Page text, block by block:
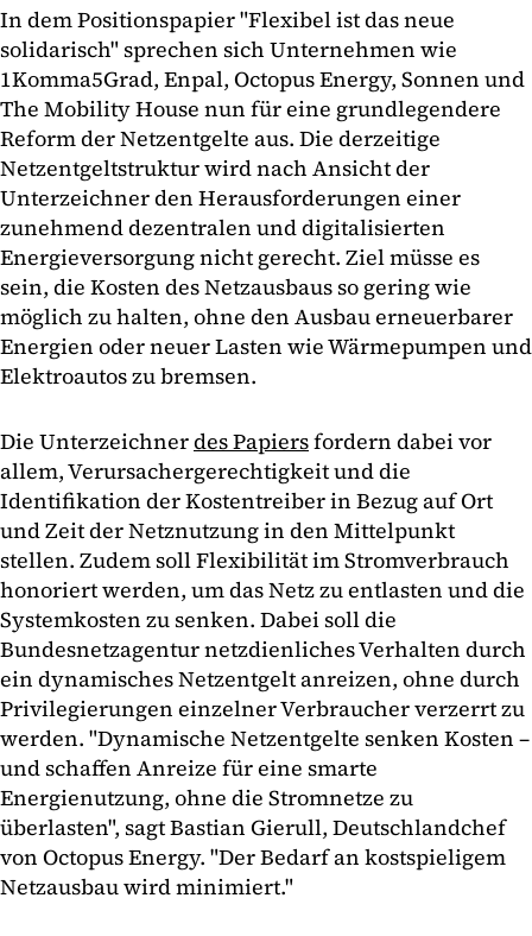
In dem Positionspapier "Flexibel ist das neue
solidarisch" sprechen sich Unternehmen wie
1Komma5Grad, Enpal, Octopus Energy, Sonnen und
The Mobility House nun für eine grundlegendere
Reform der Netzentgelte aus. Die derzeitige
Netzentgeltstruktur wird nach Ansicht der
Unterzeichner den Herausforderungen einer
zunehmend dezentralen und digitalisierten
Energieversorgung nicht gerecht. Ziel müsse es
sein, die Kosten des Netzausbaus so gering wie
möglich zu halten, ohne den Ausbau erneuerbarer
Energien oder neuer Lasten wie Wärmepumpen und
Elektroautos zu bremsen.
Die Unterzeichnerdes Papiersfordern dabei vor
allem, Verursachergerechtigkeit und die
Identifikation der Kostentreiber in Bezug auf Ort
und Zeit der Netznutzung in den Mittelpunkt
stellen. Zudem soll Flexibilität im Stromverbrauch
honoriert werden, um das Netz zu entlasten und die
Systemkosten zu senken. Dabei soll die
Bundesnetzagentur netzdienliches Verhalten durch
ein dynamisches Netzentgelt anreizen, ohne durch
Privilegierungen einzelner Verbraucher verzerrt zu
werden. "Dynamische Netzentgelte senken Kosten –
und schaffen Anreize für eine smarte
Energienutzung, ohne die Stromnetze zu
überlasten", sagt Bastian Gierull, Deutschlandchef
von Octopus Energy. "Der Bedarf an kostspieligem
Netzausbau wird minimiert."